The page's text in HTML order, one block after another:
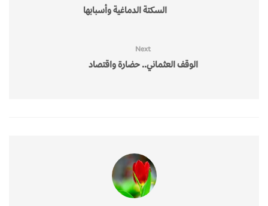
السكتة الدماغية وأسبابها
Next
الوقف العثماني.. حضارة واقتصاد